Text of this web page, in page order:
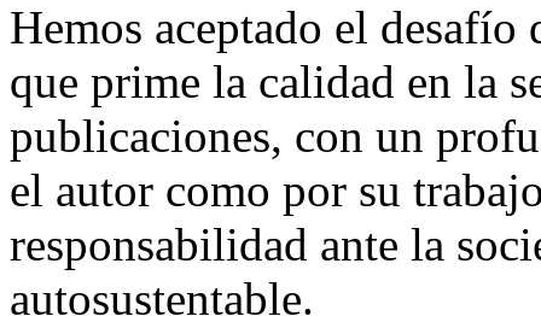
Hemos aceptado el
que prime la calidad en la
publicaciones, con un
el autor como por su
responsabilidad ante la
autosustentable.